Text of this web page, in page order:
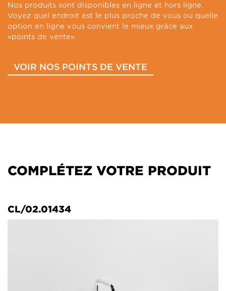
Nos produits sont disponibles en ligne et hors ligne.
Voyez quel endroit est le plus proche de vous ou quelle
option en ligne vous convient le mieux grâce aux
«points de vente».
VOIR NOS POINTS DE VENTE
COMPLÉTEZ VOTRE PRODUIT
CL/02.01434